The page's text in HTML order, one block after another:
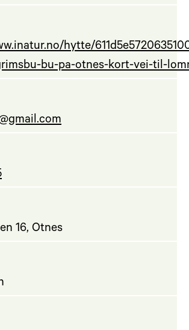
hytte/
bu-pa-otnes-kort-vei-til-
16, Otnes